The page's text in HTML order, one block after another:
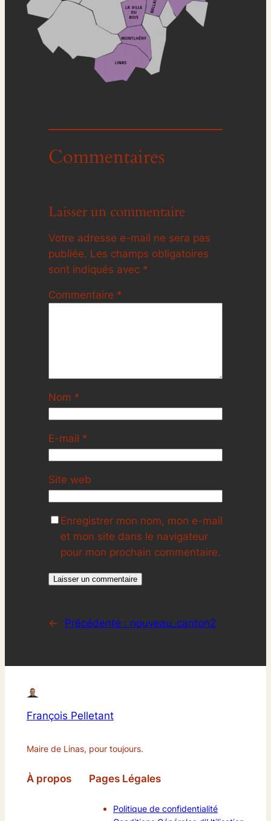
Commentaires
Laisser un commentaire
Votre adresse e-mail ne sera pas
publiée. Les champs obligatoires
sont indiqués avec *
Commentaire *
Nom *
E-mail *
Site web
Enregistrer mon nom, mon e-mail
et mon site dans le navigateur
pour mon prochain commentaire.
← Précédente : nouveau_canton2
François Pelletant
Maire de Linas, pour toujours.
À propos Pages Légales
Politique de confidentialité